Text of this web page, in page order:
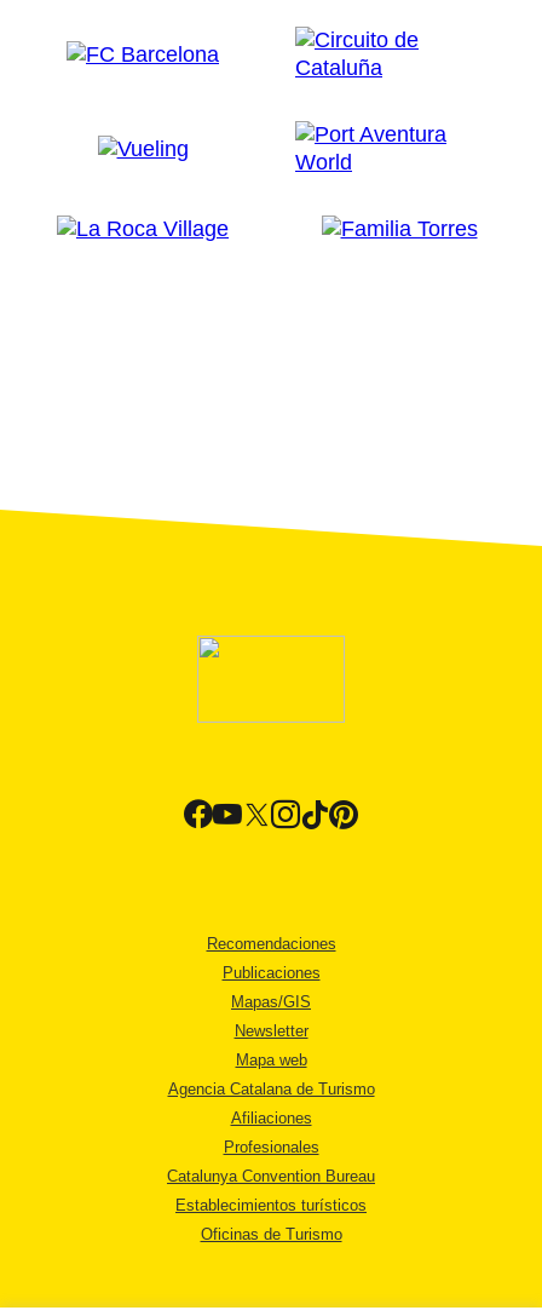
Recomendaciones
Publicaciones
Mapas/GIS
Newsletter
Mapa web
Agencia Catalana de Turismo
Afiliaciones
Profesionales
Catalunya Convention Bureau
Establecimientos turísticos
Oficinas de Turismo